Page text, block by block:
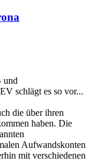
und
schlägt es so vor...
die über ihren
haben. Die
Aufwandskonten
mit verschiedenen